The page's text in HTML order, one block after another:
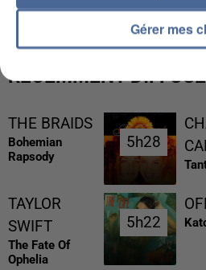
RÉCEMMENT DIFFUSÉ
THE BRAIDS
Bohemian
Rapsody
5h28
5h28
TAYLOR
SWIFT
The Fate Of
Ophelia
5h22
5h22
Gérer mes